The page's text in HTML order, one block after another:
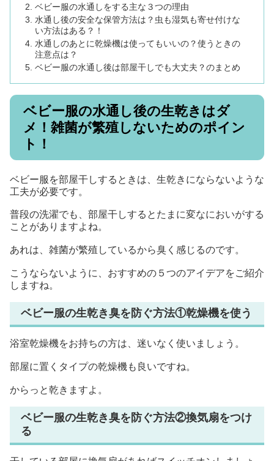
ベビー服の水通しをする主な３つの理由
水通し後の安全な保管方法は？虫も湿気も寄せ付けな
い方法はある？！
水通しのあとに乾燥機は使ってもいいの？使うときの
注意点は？
ベビー服の水通し後は部屋干しでも大丈夫？のまとめ
ベビー服の水通し後の生乾きはダ
メ！雑菌が繁殖しないためのポイン
ト！
ベビー服を部屋干しするときは、生乾きにならないような
工夫が必要です。
普段の洗濯でも、部屋干しするとたまに変なにおいがする
ことがありますよね。
あれは、雑菌が繁殖しているから臭く感じるのです。
こうならないように、おすすめの５つのアイデアをご紹介
しますね。
ベビー服の生乾き臭を防ぐ方法①乾燥機を使う
浴室乾燥機をお持ちの方は、迷いなく使いましょう。
部屋に置くタイプの乾燥機も良いですね。
からっと乾きますよ。
ベビー服の生乾き臭を防ぐ方法②換気扇をつけ
る